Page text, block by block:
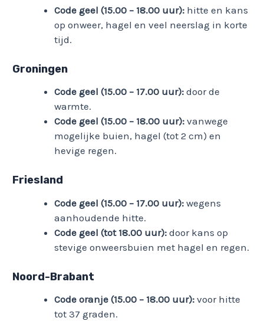
Code geel (15.00 – 18.00 uur): hitte en kans
op onweer, hagel en veel neerslag in korte
tijd.
Groningen
Code geel (15.00 – 17.00 uur): door de
warmte.
Code geel (15.00 – 18.00 uur): vanwege
mogelijke buien, hagel (tot 2 cm) en
hevige regen.
Friesland
Code geel (15.00 – 17.00 uur): wegens
aanhoudende hitte.
Code geel (tot 18.00 uur): door kans op
stevige onweersbuien met hagel en regen.
Noord-Brabant
Code oranje (15.00 – 18.00 uur): voor hitte
tot 37 graden.